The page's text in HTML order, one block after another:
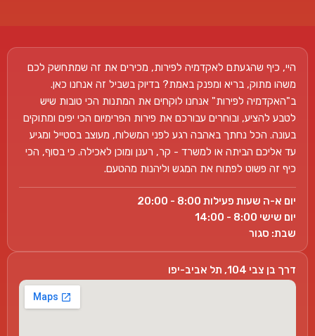
היי, כיף שהגעתם לאקדמיה לפירות, מכירים את זה שמתחשק לכם
משהו מתוק, בריא ומפנק באמת? בדיוק בשביל זה אנחנו כאן.
ב"האקדמיה לפירות" אנחנו לוקחים את המתנות הכי טובות שיש
לטבע להציע, ובוחרים עבורכם את פירות הפרימיום הכי יפים ומתוקים
בעונה. הכל נחתך באהבה רגע לפני המשלוח, מעוצב בסטייל ומגיע
עד אליכם הביתה או למשרד - קר, רענן ומוכן לאכילה. כי בסוף, הכי
כיף זה פשוט לפתוח את המגש וליהנות מהטעם.
יום א-ה שעות פעילות 8:00 - 20:00
יום שישי 8:00 - 14:00
שבת: סגור
דרך בן צבי 104, תל אביב-יפו